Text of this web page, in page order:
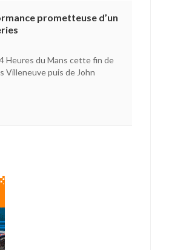
prometteuse d’un
Heures du Mans cette fin de
Villeneuve puis de John